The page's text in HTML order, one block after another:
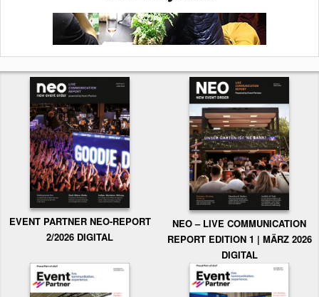
EVENT PARTNER NEO-REPORT
2/2026 DIGITAL
NEO – LIVE COMMUNICATION
REPORT EDITION 1 | MÄRZ 2026
DIGITAL